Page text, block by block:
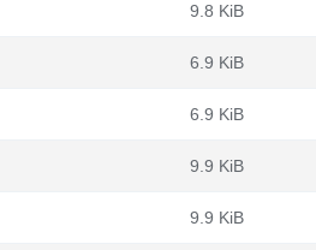
9.8 KiB
6.9 KiB
6.9 KiB
9.9 KiB
9.9 KiB